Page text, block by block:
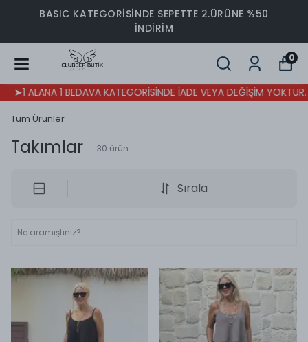
BASIC KATEGORİSİNDE SEPETTE 2.ÜRÜNE %50
İNDİRİM
0
1 BEDAVA KATEGORİSİNDE İADE VEYA DEĞİŞİM YOKTUR.
Tüm Ürünler
Takımlar 30 ürün
Sırala